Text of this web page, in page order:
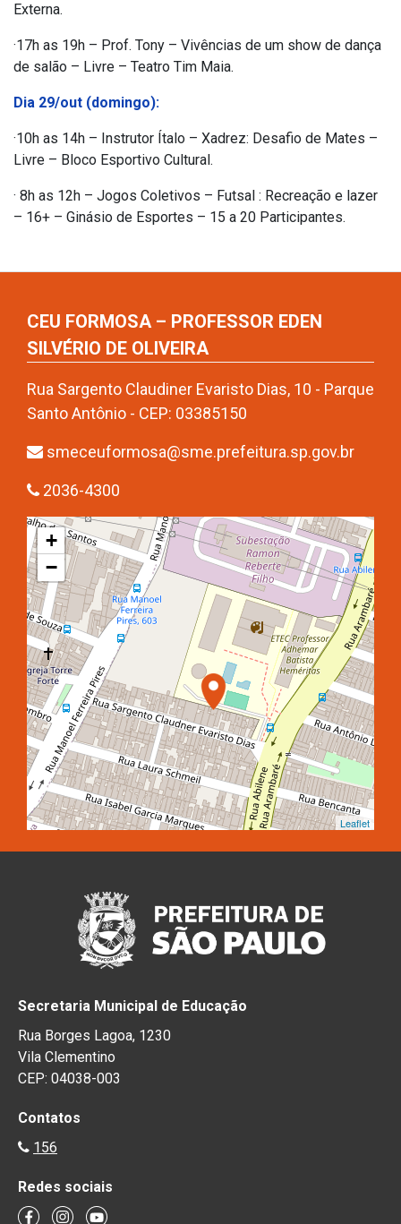
Externa.
·17h as 19h – Prof. Tony – Vivências de um show de dança
de salão – Livre – Teatro Tim Maia.
Dia 29/out (domingo):
·10h as 14h – Instrutor Ítalo – Xadrez: Desafio de Mates –
Livre – Bloco Esportivo Cultural.
· 8h as 12h – Jogos Coletivos – Futsal : Recreação e lazer
– 16+ – Ginásio de Esportes – 15 a 20 Participantes.
CEU FORMOSA – PROFESSOR EDEN
SILVÉRIO DE OLIVEIRA
Rua Sargento Claudiner Evaristo Dias, 10 - Parque
Santo Antônio - CEP: 03385150
smeceuformosa@sme.prefeitura.sp.gov.br
2036-4300
+
−
Leaflet
Secretaria Municipal de Educação
Rua Borges Lagoa, 1230
Vila Clementino
CEP: 04038-003
Contatos
156
Redes sociais